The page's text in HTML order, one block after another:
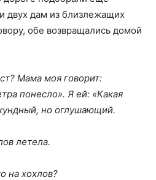
двух дам из близлежащих
обе возвращались домой
Мама моя говорит:
понесло». Я ей: «Какая
но оглушающий.
летела.
на хохлов?